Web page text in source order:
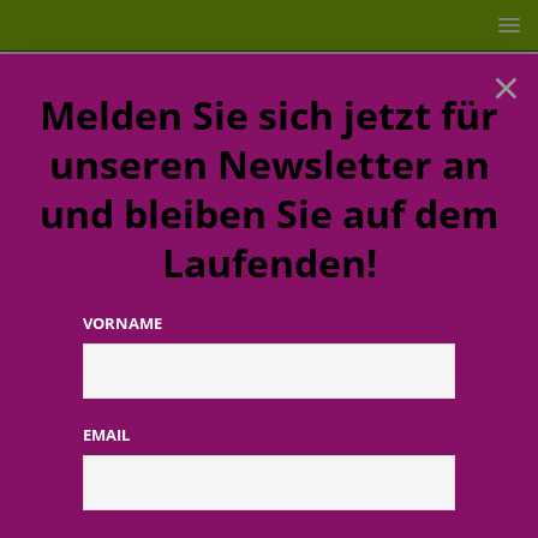
drogeriemarkt präsentiert bei der
×
Melden Sie sich jetzt für
unseren Newsletter an
und bleiben Sie auf dem
Laufenden!
VORNAME
EMAIL